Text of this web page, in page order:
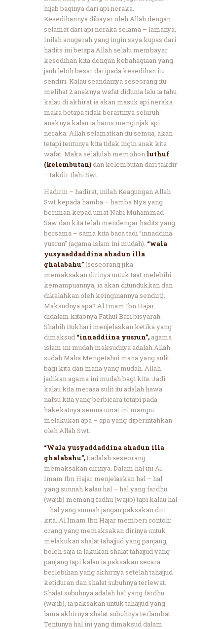
hijab baginya dari api neraka.
Kesedihannya dibayar oleh Allah dengan
selamat dari api neraka selama – lamanya.
Inilah anugerah yang ingin saya kupas dari
hadits ini betapa Allah selalu membayar
kesedihan kita dengan kebahagiaan yang
jauh lebih besar daripada kesedihan itu
sendiri. Kalau seandainya seseorang itu
melihat 2 anaknya wafat didunia lalu ia tahu
kalau di akhirat ia akan masuk api neraka
maka betapa tidak berartinya seluruh
anaknya kalau ia harus menginjak api
neraka. Allah selamatkan itu semua, akan
tetapi tentunya kita tidak ingin anak kita
wafat. Maka selalulah memohonluthuf
(kelembutan)dan kelembutan dari takdir
– takdir Ilahi Swt.
Hadirin – hadirat, inilah Keagungan Allah
Swt kepada hamba – hamba Nya yang
beriman kepad umat Nabi Muhammad
Saw dan kita telah mendengar hadits yang
bersama – sama kita baca tadi “innaddina
yusrun” (agama islam ini mudah). “wala
yusyaaddaddina ahadun illa
ghalabahu”(seseorang jika
memaksakan dirinya untuk taat melebihi
kemampuannya, ia akan ditundukkan dan
dikalahkan oleh keinginannya sendiri).
Maksudnya apa? Al Imam Ibn Hajar
didalam kitabnya Fathul Bari bisyarah
Shahih Bukhari menjelaskan ketika yang
dimaksud “innaddiina yusrun”, agama
islam ini mudah maksudnya adalah Allah
sudah Maha Mengetahui mana yang sulit
bagi kita dan mana yang mudah. Allah
jadikan agama ini mudah bagi kita. Jadi
kalau kita merasa sulit itu adalah hawa
nafsu kita yang berbicara tetapi pada
hakekatnya semua umat ini mampu
melakukan apa – apa yang diperintahkan
oleh Allah Swt.
“Wala yusyaddaddina ahadun illa
ghalabahu”,tiadalah seseorang
memaksakan dirinya. Dalam hal ini Al
Imam Ibn Hajar menjelaskan hal – hal
yang sunnah kalau hal – hal yang fardhu
(wajib) memang fadhu (wajib) tapi kalau hal
– hal yang sunnah jangan paksakan diri
kita. Al Imam Ibn Hajar memberi contoh:
orang yang memaksakan dirinya untuk
melakukan shalat tahajjud yang panjang,
boleh saja ia lakukan shalat tahajjud yang
panjang tapi kalau ia paksakan secara
berlebihan yang akhirnya setelah tahajjud
ketiduran dan shalat subuhnya terlewat.
Shalat subuhnya adalah hal yang fardhu
(wajib), ia paksakan untuk tahajjud yang
lama akhirnya shalat subuhnya terlambat.
Tentunya hal ini yang dimaksud dalam